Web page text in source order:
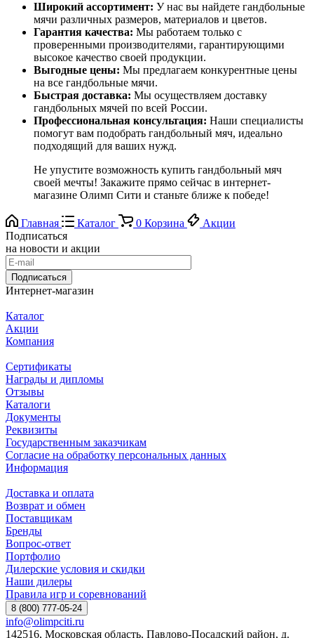
Широкий ассортимент: У нас вы найдете гандбольные
мячи различных размеров, материалов и цветов.
Гарантия качества: Мы работаем только с
проверенными производителями, гарантирующими
высокое качество своей продукции.
Выгодные цены: Мы предлагаем конкурентные цены
на все гандбольные мячи.
Быстрая доставка: Мы осуществляем доставку
гандбольных мячей по всей России.
Профессиональная консультация: Наши специалисты
помогут вам подобрать гандбольный мяч, идеально
подходящий для ваших нужд.
Не упустите возможность купить гандбольный мяч
своей мечты! Закажите прямо сейчас в интернет-
магазине Олимп Сити и станьте ближе к победе!
Главная Каталог 0 Корзина
Акции
Подписаться
на новости и акции
Подписаться
Интернет-магазин
Каталог
Акции
Компания
Сертификаты
Награды и дипломы
Отзывы
Каталоги
Документы
Реквизиты
Государственным заказчикам
Согласие на обработку персональных данных
Информация
Доставка и оплата
Возврат и обмен
Поставщикам
Бренды
Вопрос-ответ
Портфолио
Дилерские условия и скидки
Наши дилеры
Правила игр и соревнований
8 (800) 777-05-24
info@olimpciti.ru
142516, Московская область, Павлово-Посадский район, д.